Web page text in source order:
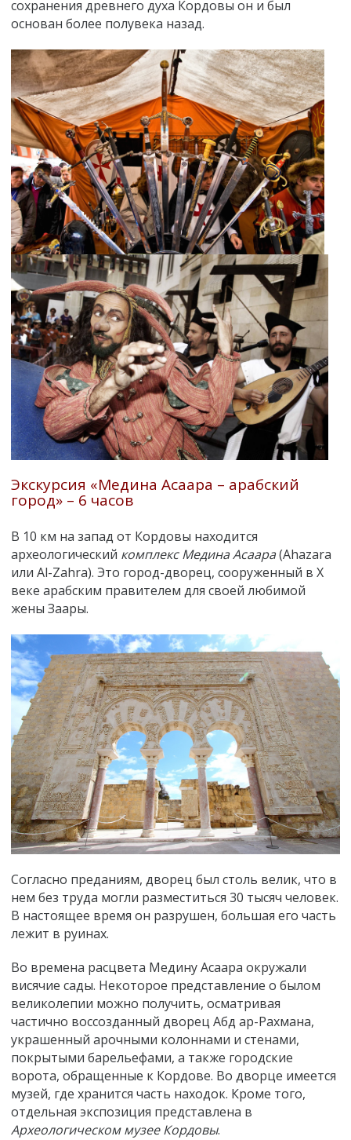
сохранения древнего духа Кордовы он и был
основан более полувека назад.
Экскурсия «Медина Асаара – арабский
город» – 6 часов
В 10 км на запад от Кордовы находится
археологический комплекс Медина Асаара(Ahazara
или Al-Zahra). Это город-дворец, сооруженный в X
веке арабским правителем для своей любимой
жены Заары.
Согласно преданиям, дворец был столь велик, что в
нем без труда могли разместиться 30 тысяч человек.
В настоящее время он разрушен, большая его часть
лежит в руинах.
Во времена расцвета Медину Асаара окружали
висячие сады. Некоторое представление о былом
великолепии можно получить, осматривая
частично воссозданный дворец Абд ар-Рахмана,
украшенный арочными колоннами и стенами,
покрытыми барельефами, а также городские
ворота, обращенные к Кордове. Во дворце имеется
музей, где хранится часть находок. Кроме того,
отдельная экспозиция представлена в
Археологическом музее Кордовы.